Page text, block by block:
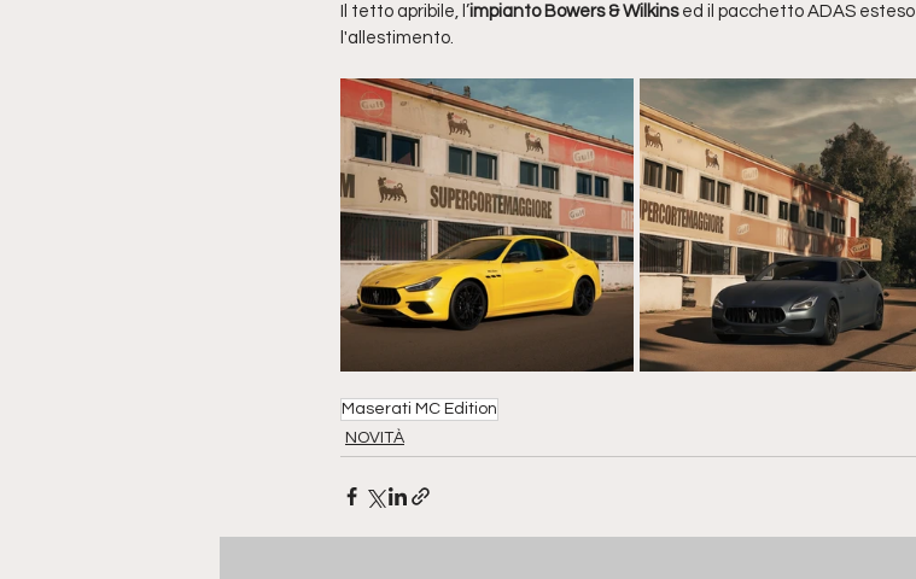
Il tetto apribile, l’impianto Bowers & Wilkins ed il pacchetto ADAS esteso
l'allestimento.
Maserati MC Edition
NOVITÀ